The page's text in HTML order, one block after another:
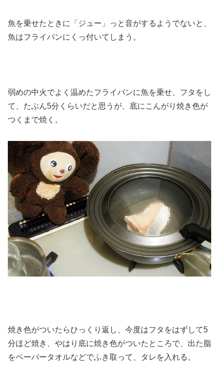
魚を乗せたときに「ジュー」っと音がするようでないと、
魚はフライパンにくっ付いてしまう。
弱めの中火でよく温めたフライパンに魚を乗せ、フタをし
て、たぶん5分くらいだと思うが、底にこんがり焼き色が
つくまで焼く。
焼き色がついたらひっくり返し、今度はフタをはずして5
分ほど焼き、やはり底に焼き色がついたところで、出た脂
をペーパータオルなどでふき取って、タレを入れる。